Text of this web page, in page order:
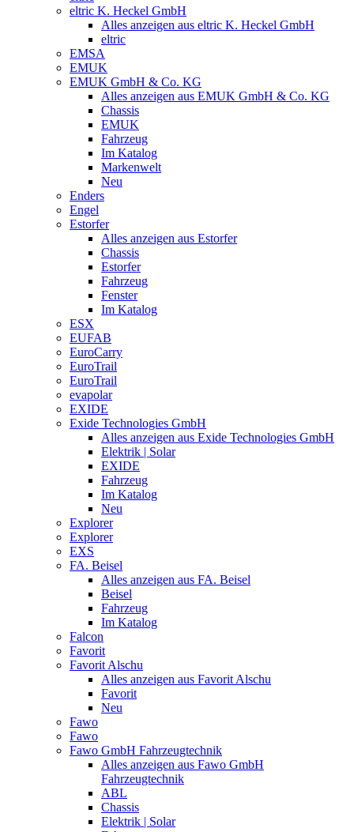
eltric K. Heckel GmbH
Alles anzeigen aus eltric K. Heckel GmbH
eltric
EMSA
EMUK
EMUK GmbH & Co. KG
Alles anzeigen aus EMUK GmbH & Co. KG
Chassis
EMUK
Fahrzeug
Im Katalog
Markenwelt
Neu
Enders
Engel
Estorfer
Alles anzeigen aus Estorfer
Chassis
Estorfer
Fahrzeug
Fenster
Im Katalog
ESX
EUFAB
EuroCarry
EuroTrail
EuroTrail
evapolar
EXIDE
Exide Technologies GmbH
Alles anzeigen aus Exide Technologies GmbH
Elektrik | Solar
EXIDE
Fahrzeug
Im Katalog
Neu
Explorer
Explorer
EXS
FA. Beisel
Alles anzeigen aus FA. Beisel
Beisel
Fahrzeug
Im Katalog
Falcon
Favorit
Favorit Alschu
Alles anzeigen aus Favorit Alschu
Favorit
Neu
Fawo
Fawo
Fawo GmbH Fahrzeugtechnik
Alles anzeigen aus Fawo GmbH
Fahrzeugtechnik
ABL
Chassis
Elektrik | Solar